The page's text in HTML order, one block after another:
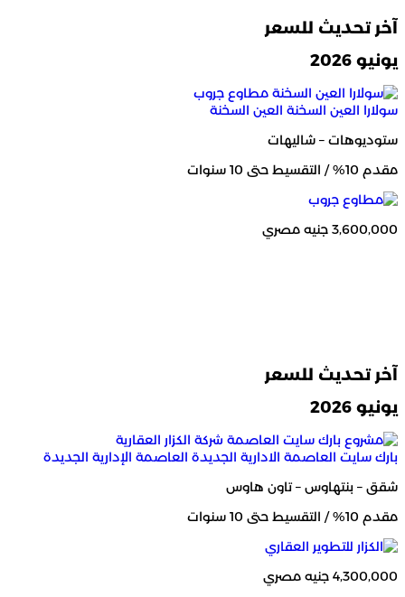
آخر تحديث للسعر
يونيو 2026
سولارا العين السخنة العين السخنة
ستوديوهات – شاليهات
مقدم 10% / التقسيط حتى 10 سنوات
3,600,000 جنيه مصري
آخر تحديث للسعر
يونيو 2026
بارك سايت العاصمة الادارية الجديدة العاصمة الإدارية الجديدة
شقق – بنتهاوس – تاون هاوس
مقدم 10% / التقسيط حتى 10 سنوات
4,300,000 جنيه مصري